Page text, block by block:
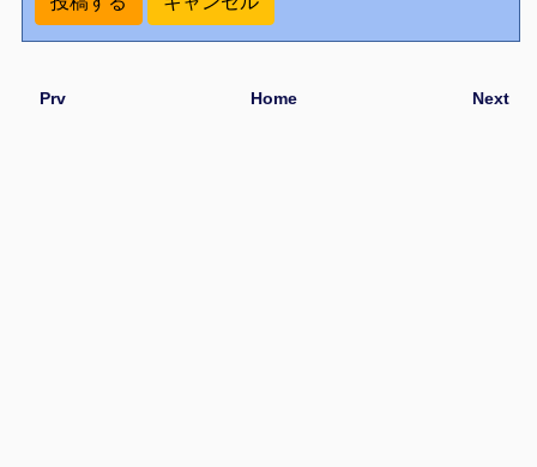
Prv Next
Home